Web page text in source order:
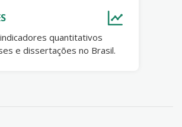
quantitativos
e dissertações no Brasil.